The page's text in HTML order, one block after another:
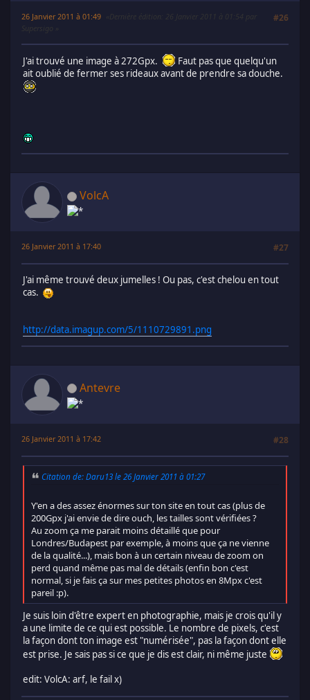
26 Janvier 2011 à 01:49 #26
Dernière édition
Supersigo
J'ai trouvé une image à 272Gpx.
Faut pas que quelqu'un
ait oublié de fermer ses rideaux avant de prendre sa douche.
VolcA
26 Janvier 2011 à 17:40 #27
J'ai même trouvé deux jumelles ! Ou pas, c'est chelou en tout
cas.
http://data.imagup.com/5/1110729891.png
Antevre
26 Janvier 2011 à 17:42 #28
Citation de: Daru13 le 26 Janvier 2011 à 01:27
Y'en a des assez énormes sur ton site en tout cas (plus de
200Gpx j'ai envie de dire ouch, les tailles sont vérifiées ?
Au zoom ça me parait moins détaillé que pour
Londres/Budapest par exemple, à moins que ça ne vienne
de la qualité...), mais bon à un certain niveau de zoom on
perd quand même pas mal de détails (enfin bon c'est
normal, si je fais ça sur mes petites photos en 8Mpx c'est
pareil :p).
Je suis loin d'être expert en photographie, mais je crois qu'il y
a une limite de ce qui est possible. Le nombre de pixels, c'est
la façon dont ton image est "numérisée", pas la façon dont elle
est prise. Je sais pas si ce que je dis est clair, ni même juste
edit: VolcA: arf, le fail x)